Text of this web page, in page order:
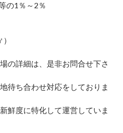
1％～2％
の詳細は、是非お問合せ下さ
待ち合わせ対応をしておりま
鮮度に特化して運営していま